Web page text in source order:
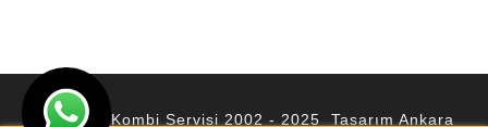
© Ankara Kombi Servisi 2002 - 2025 TasarımAnkara